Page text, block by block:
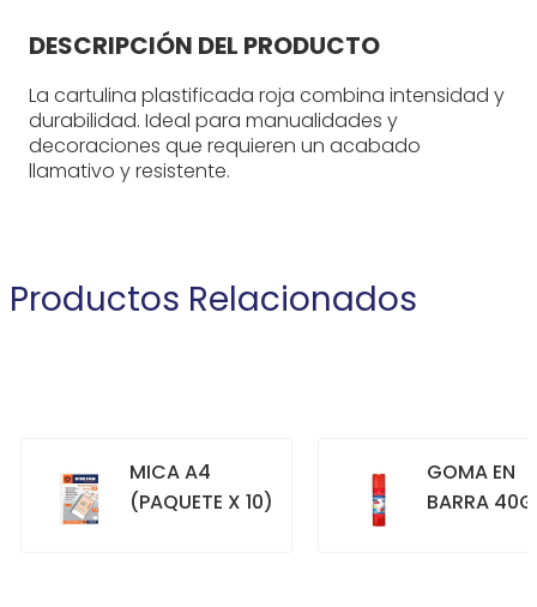
DESCRIPCIÓN DEL PRODUCTO
La cartulina plastificada roja combina intensidad y
durabilidad. Ideal para manualidades y
decoraciones que requieren un acabado
llamativo y resistente.
Productos Relacionados
MICA A4
(PAQUETE X 10)
GOMA EN
BARRA